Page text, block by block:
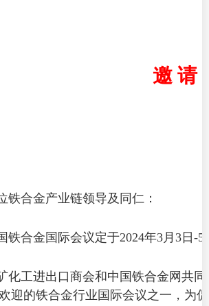
邀 请
铁合金产业链领导及同仁：
铁合金国际会议定于2024年3月3日-
化工进出口商会和中国铁合金网共
迎的铁合金行业国际会议之一，为